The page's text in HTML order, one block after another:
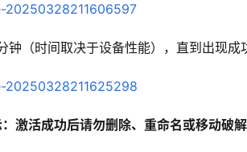
钟（时间取决于设备性能），直到出现成
激活成功后请勿删除、重命名或移动破